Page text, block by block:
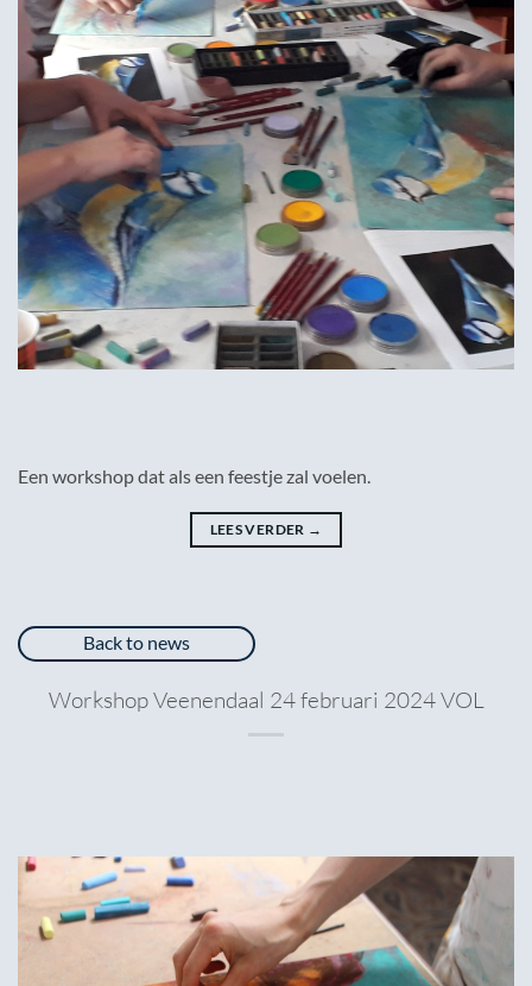
Een workshop dat als een feestje zal voelen.
LEES VERDER →
Back to news
Workshop Veenendaal 24 februari 2024 VOL